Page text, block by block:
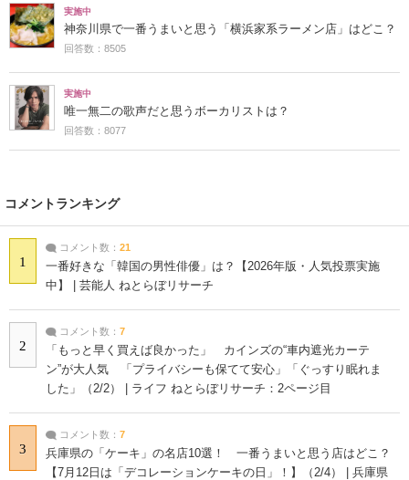
実施中
神奈川県で一番うまいと思う「横浜家系ラーメン店」はどこ？
回答数：8505
実施中
唯一無二の歌声だと思うボーカリストは？
回答数：8077
コメントランキング
1
コメント数： 21
一番好きな「韓国の男性俳優」は？【2026年版・人気投票実施
中】 | 芸能人 ねとらぼリサーチ
2
コメント数： 7
「もっと早く買えば良かった」 カインズの“車内遮光カーテ
ン”が大人気 「プライバシーも保てて安心」「ぐっすり眠れま
した」（2/2） | ライフ ねとらぼリサーチ：2ページ目
3
コメント数： 7
兵庫県の「ケーキ」の名店10選！ 一番うまいと思う店はどこ？
【7月12日は「デコレーションケーキの日」！】（2/4） | 兵庫県